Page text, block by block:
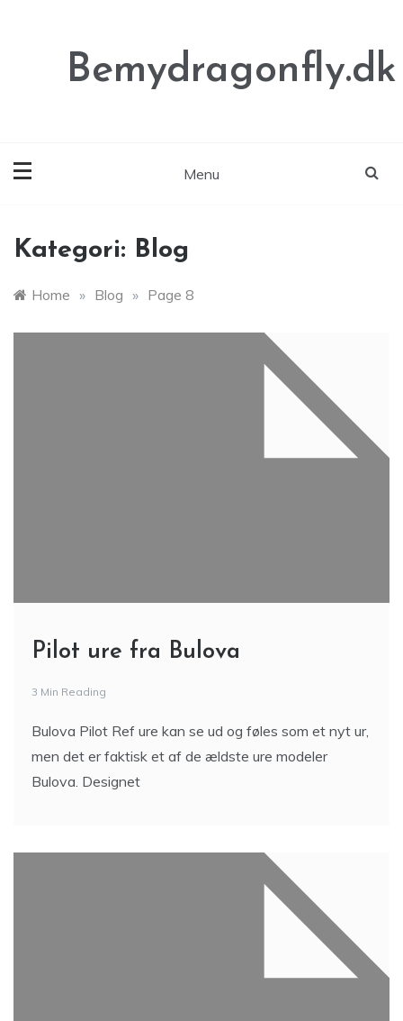
Bemydragonfly.dk
Menu
Kategori: Blog
Home » Blog » Page 8
Pilot ure fra Bulova
3 Min Reading
Bulova Pilot Ref ure kan se ud og føles som et nyt ur,
men det er faktisk et af de ældste ure modeler
Bulova. Designet